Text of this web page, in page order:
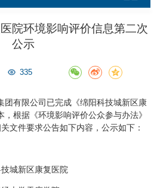
院环境影响评价信息第二次
公示
335
团有限公司已完成《绵阳科技城新区康
根据《环境影响评价公众参与办法》
文件要求公告如下内容，公示如下：
城新区康复医院